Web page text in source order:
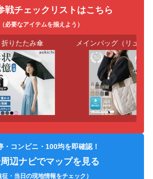
戦チェックリストはこちら
（必要なアイテムを揃えよう）
りたたみ傘 メインバッグ（リュック
・コンビニ・100均を即確認！
辺ナビでマップを見る
征・当日の現地情報をチェック）